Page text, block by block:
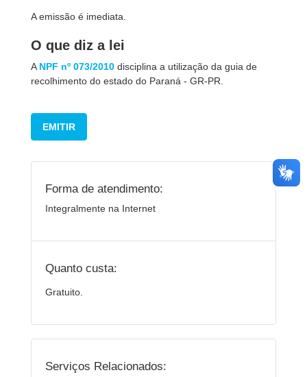
A emissão é imediata.
O que diz a lei
A NPF nº 073/2010 disciplina a utilização da guia de
recolhimento do estado do Paraná - GR-PR.
EMITIR
Forma de atendimento:
Integralmente na Internet
Quanto custa:
Gratuito.
Serviços Relacionados: